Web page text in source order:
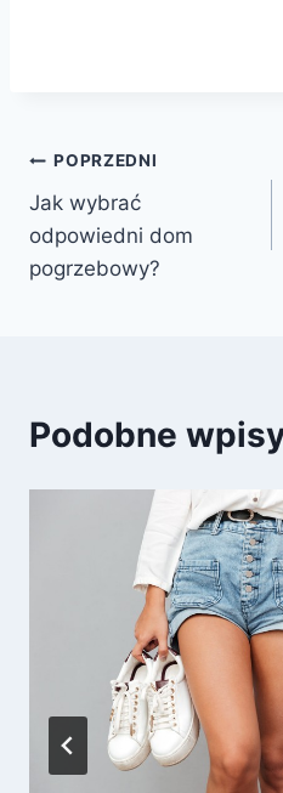
Nawigacja
wpisu
POPRZEDNI
Jak wybrać
odpowiedni dom
pogrzebowy?
Podobne